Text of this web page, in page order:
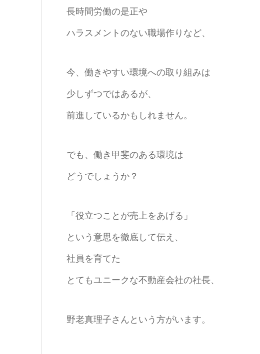
長時間労働の是正や
ハラスメントのない職場作りなど、
今、働きやすい環境への取り組みは
少しずつではあるが、
前進しているかもしれません。
でも、働き甲斐のある環境は
どうでしょうか？
「役立つことが売上をあげる」
という意思を徹底して伝え、
社員を育てた
とてもユニークな不動産会社の社長、
野老真理子さんという方がいます。